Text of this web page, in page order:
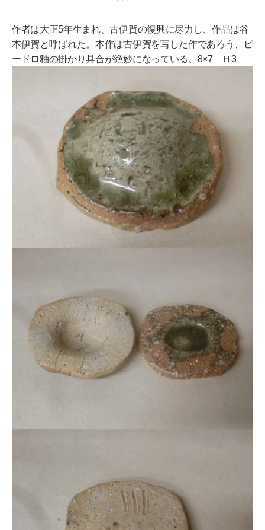
作者は大正5年生まれ、古伊賀の復興に尽力し、作品は谷
本伊賀と呼ばれた。本作は古伊賀を写した作であろう、ビ
ードロ釉の掛かり具合が絶妙になっている。8×7 Ｈ3